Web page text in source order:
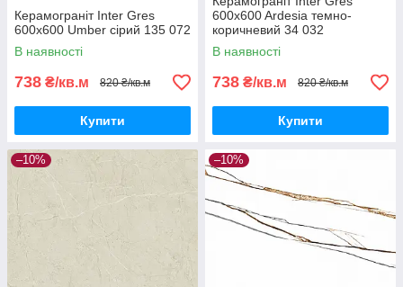
Керамограніт Inter Gres
600x600 Umber сірий 135 072
В наявності
738 ₴/кв.м 820 ₴/кв.м
Купити
600x600 Ardesia темно-
коричневий 34 032
В наявності
738 ₴/кв.м 820 ₴/кв.м
Купити
–10% –10%